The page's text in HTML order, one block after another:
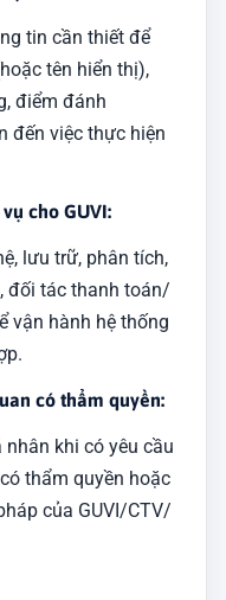
tin cần thiết để
tên hiển thị),
điểm đánh
đến việc thực hiện
cho GUVI:
lưu trữ, phân tích,
đối tác thanh toán/
vận hành hệ thống
có thẩm quyền:
nhân khi có yêu cầu
thẩm quyền hoặc
của GUVI/CTV/